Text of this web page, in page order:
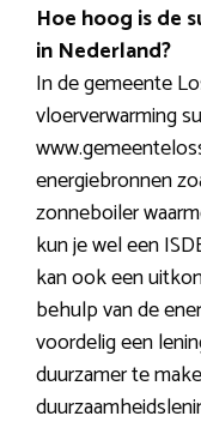
Hoe hoog is de
in Nederland?
In de gemeente
vloerverwarming
energiebronnen
zonneboiler
kun je wel een
kan ook een
behulp van de
voordelig een
duurzamer te